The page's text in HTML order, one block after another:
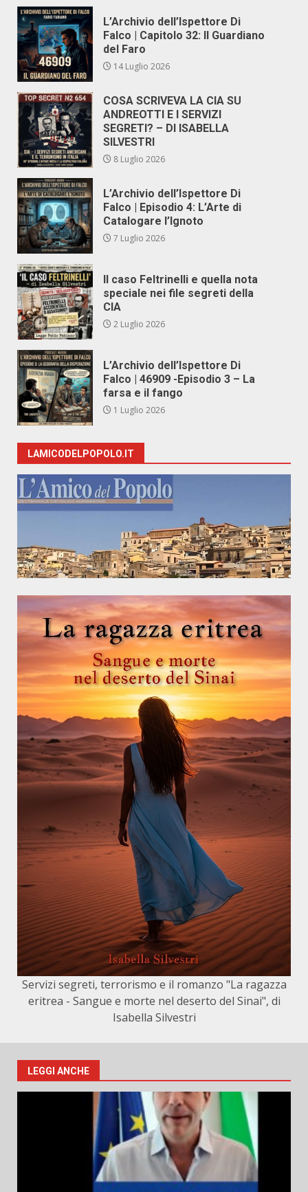
L’Archivio dell’Ispettore Di
Falco | Capitolo 32: Il Guardiano
del Faro
14 Luglio 2026
COSA SCRIVEVA LA CIA SU
ANDREOTTI E I SERVIZI
SEGRETI? – DI ISABELLA
SILVESTRI
8 Luglio 2026
L’Archivio dell’Ispettore Di
Falco | Episodio 4: L’Arte di
Catalogare l’Ignoto
7 Luglio 2026
Il caso Feltrinelli e quella nota
speciale nei file segreti della
CIA
2 Luglio 2026
L’Archivio dell’Ispettore Di
Falco | 46909 -Episodio 3 – La
farsa e il fango
1 Luglio 2026
LAMICODELPOPOLO.IT
Servizi segreti, terrorismo e il romanzo "La ragazza
eritrea - Sangue e morte nel deserto del Sinai", di
Isabella Silvestri
LEGGI ANCHE